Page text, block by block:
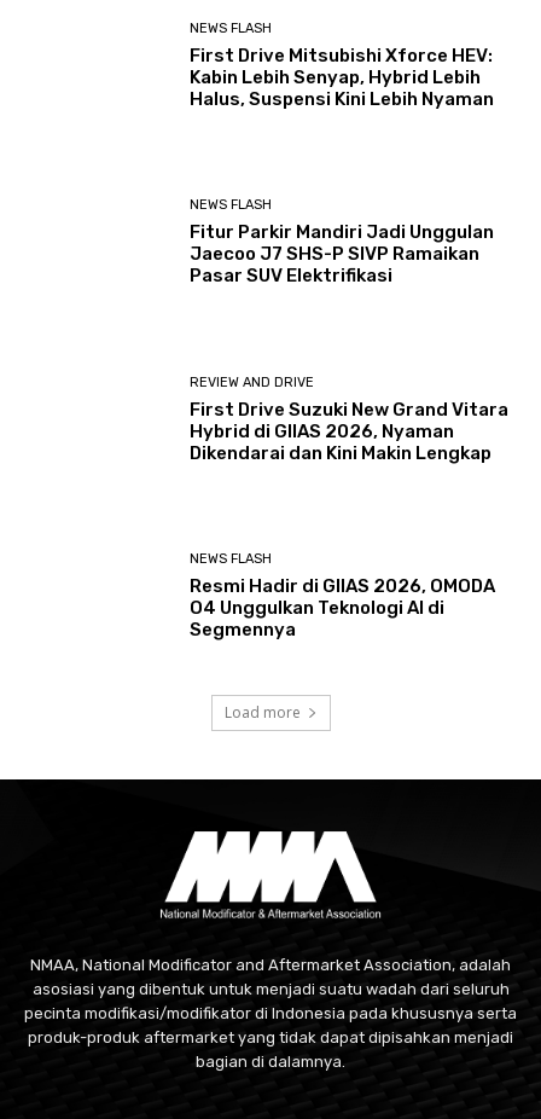
NEWS FLASH
First Drive Mitsubishi Xforce HEV:
Kabin Lebih Senyap, Hybrid Lebih
Halus, Suspensi Kini Lebih Nyaman
NEWS FLASH
Fitur Parkir Mandiri Jadi Unggulan
Jaecoo J7 SHS-P SIVP Ramaikan
Pasar SUV Elektrifikasi
REVIEW AND DRIVE
First Drive Suzuki New Grand Vitara
Hybrid di GIIAS 2026, Nyaman
Dikendarai dan Kini Makin Lengkap
NEWS FLASH
Resmi Hadir di GIIAS 2026, OMODA
O4 Unggulkan Teknologi AI di
Segmennya
Load more
NMAA, National Modificator and Aftermarket Association, adalah
asosiasi yang dibentuk untuk menjadi suatu wadah dari seluruh
pecinta modifikasi/modifikator di Indonesia pada khususnya serta
produk-produk aftermarket yang tidak dapat dipisahkan menjadi
bagian di dalamnya.